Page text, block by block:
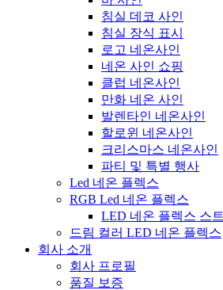
침실 데코 사인
침실 장식 표시
로고 네온사인
네온 사인 쇼핑
클럽 네온사인
만화 네온 사인
발렌타인 네온사인
할로윈 네온사인
크리스마스 네온사인
파티 및 특별 행사
Led 네온 플렉스
RGB Led 네온 플렉스
LED 네온 플렉스 스
드림 컬러 LED 네온 플렉스
회사 소개
회사 프로필
품질 보증